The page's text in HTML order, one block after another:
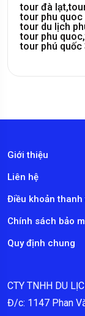
tour đà lạt,
tour phu quoc
tour du lịch
tour phu quoc,
tour phú quốc
Giới thiệu
Liên hệ
Điều khoản thanh
Chính sách bảo
Quy định chung
CTY TNHH DU
Đ/c: 1147 Phan